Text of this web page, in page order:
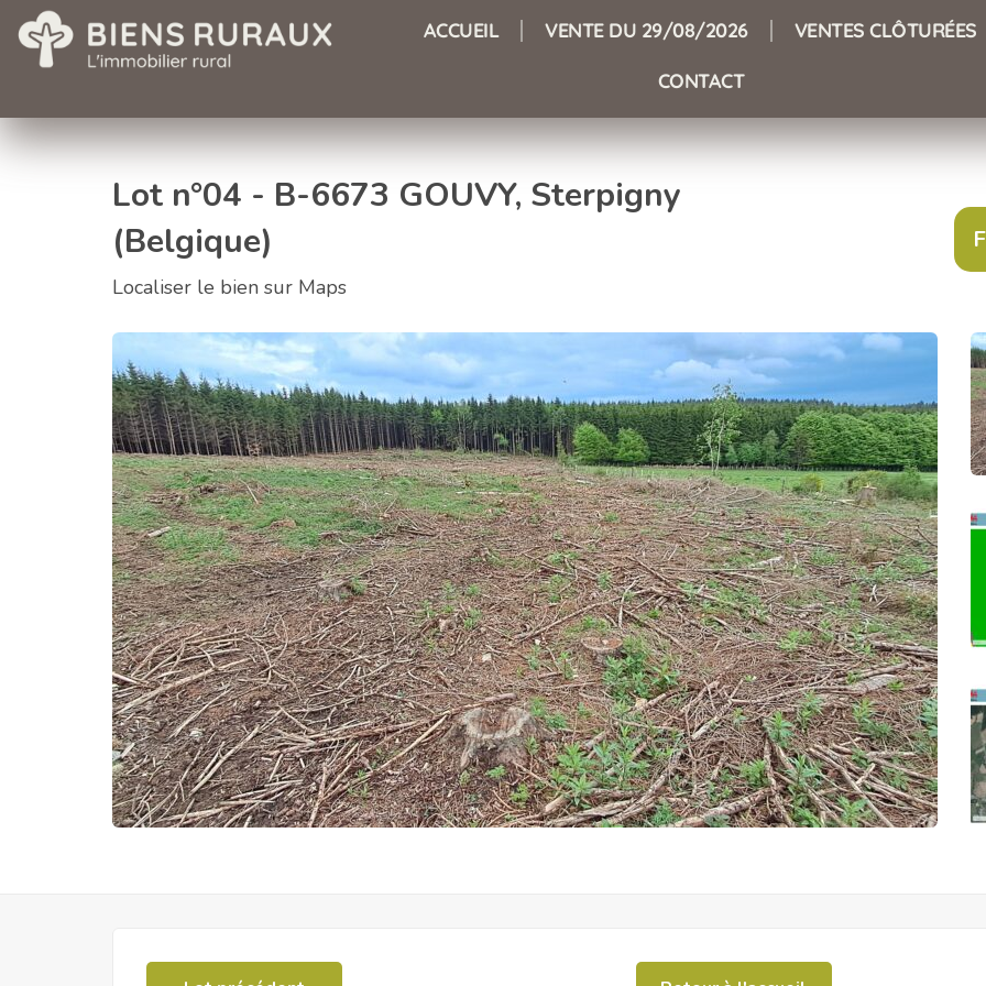
ACCUEIL VENTE DU 29/08/2026
VENTES CLÔTURÉES
CONTACT
Lot n°04 - B-6673 GOUVY, Sterpigny
(Belgique)
Localiser le bien sur Maps